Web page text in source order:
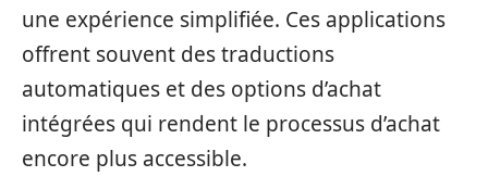
une expérience simplifiée. Ces applications
offrent souvent des traductions
automatiques et des options d’achat
intégrées qui rendent le processus d’achat
encore plus accessible.